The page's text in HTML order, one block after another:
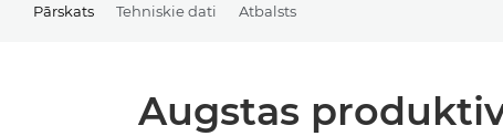
Pārskats Tehniskie dati Atbalsts
Augstas